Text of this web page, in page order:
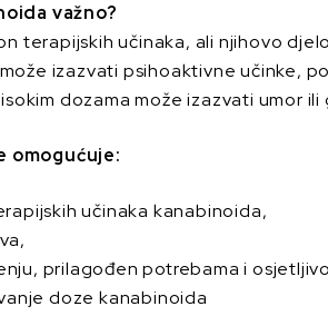
važno?
terapijskih učinaka, ali njihovo
može izazvati psihoaktivne učinke,
dozama može izazvati umor
omogućuje:
učinaka kanabinoida,
prilagođen potrebama i
doze kanabinoida